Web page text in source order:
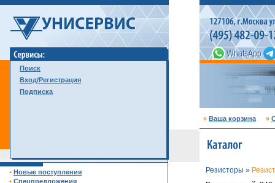
Поиск
Вход/Регистрация
Подписка
» Ваша корзина »
• Новые поступления
• Спецпредложения
Резисторы »